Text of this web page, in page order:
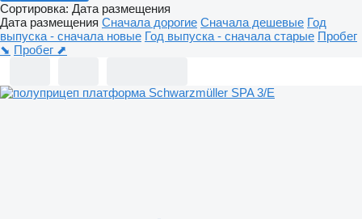
Сортировка: Дата размещения
Дата размещения Сначала дорогие Сначала дешевые Год
выпуска - сначала новые Год выпуска - сначала старые Пробег
⬊ Пробег ⬈